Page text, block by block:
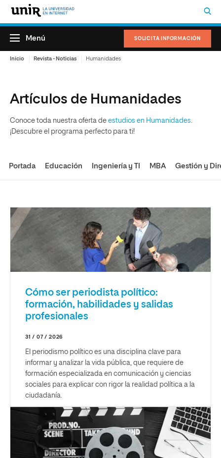
SOLICITA INFORMACIÓN
Menú
Inicio Revista - Noticias Humanidades
Artículos de Humanidades
Conoce toda nuestra oferta de estudios en Humanidades.
¡Descubre el programa perfecto para ti!
Portada Educación Ingeniería y TI MBA Gestión y
Cómo ser periodista político:
formación, habilidades y salidas
profesionales
31 / 07 / 2026
El periodismo político es una disciplina clave para
informar y analizar la vida pública, que requiere de
formación especializada en comunicación y ciencias
sociales para explicar con rigor la realidad política a la
ciudadanía.